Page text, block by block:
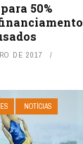
50%
DE 2017
NOTÍCIAS